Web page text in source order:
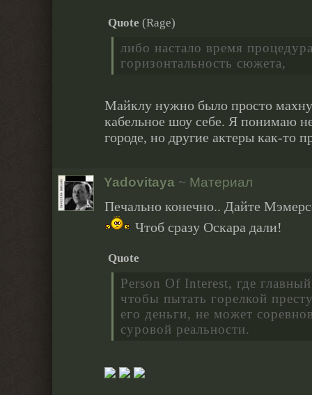
Quote (Rage)
либо настало время
горизонтальность сюжета,
Майклу нужно было просто
кабельное шоу себе. Я понимаю
городе, но другие актеры как-то
Yadovitaya ~ Материал
Печально конечно.. Дайте
Чтоб сразу Оскара дали!
Quote
Person Of Interest, где
чтобы пытать горелкой
его деньги, не может
суровой реальности.